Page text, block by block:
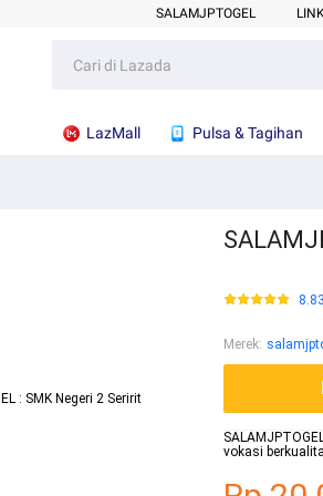
SALAMJPTOGEL
LazMall Pulsa & Tagihan
Merek:
vokasi